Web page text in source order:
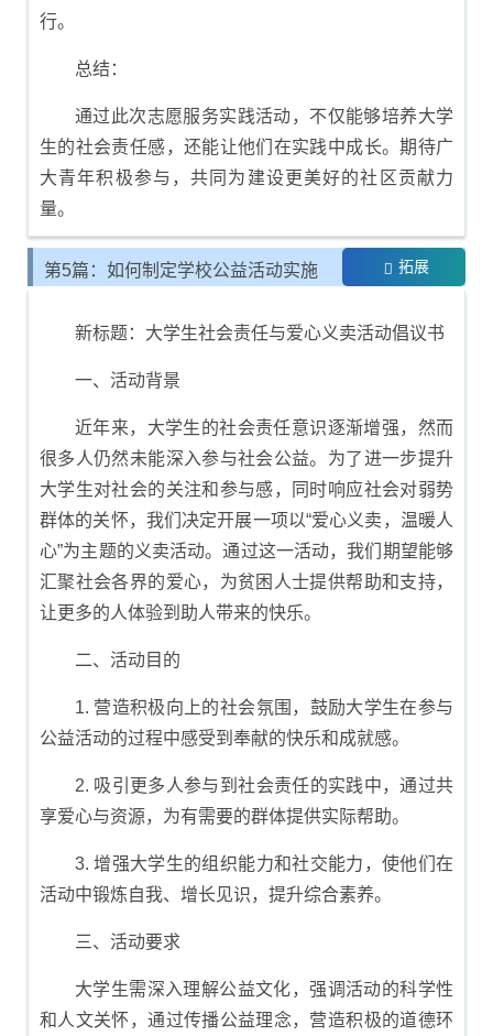
行。
总结：
通过此次志愿服务实践活动，不仅能够培养大学
生的社会责任感，还能让他们在实践中成长。期待广
大青年积极参与，共同为建设更美好的社区贡献力
量。
第5篇：如何制定学校公益活动实施 拓展
新标题：大学生社会责任与爱心义卖活动倡议书
一、活动背景
近年来，大学生的社会责任意识逐渐增强，然而
很多人仍然未能深入参与社会公益。为了进一步提升
大学生对社会的关注和参与感，同时响应社会对弱势
群体的关怀，我们决定开展一项以“爱心义卖，温暖人
心”为主题的义卖活动。通过这一活动，我们期望能够
汇聚社会各界的爱心，为贫困人士提供帮助和支持，
让更多的人体验到助人带来的快乐。
二、活动目的
1. 营造积极向上的社会氛围，鼓励大学生在参与
公益活动的过程中感受到奉献的快乐和成就感。
2. 吸引更多人参与到社会责任的实践中，通过共
享爱心与资源，为有需要的群体提供实际帮助。
3. 增强大学生的组织能力和社交能力，使他们在
活动中锻炼自我、增长见识，提升综合素养。
三、活动要求
大学生需深入理解公益文化，强调活动的科学性
和人文关怀，通过传播公益理念，营造积极的道德环